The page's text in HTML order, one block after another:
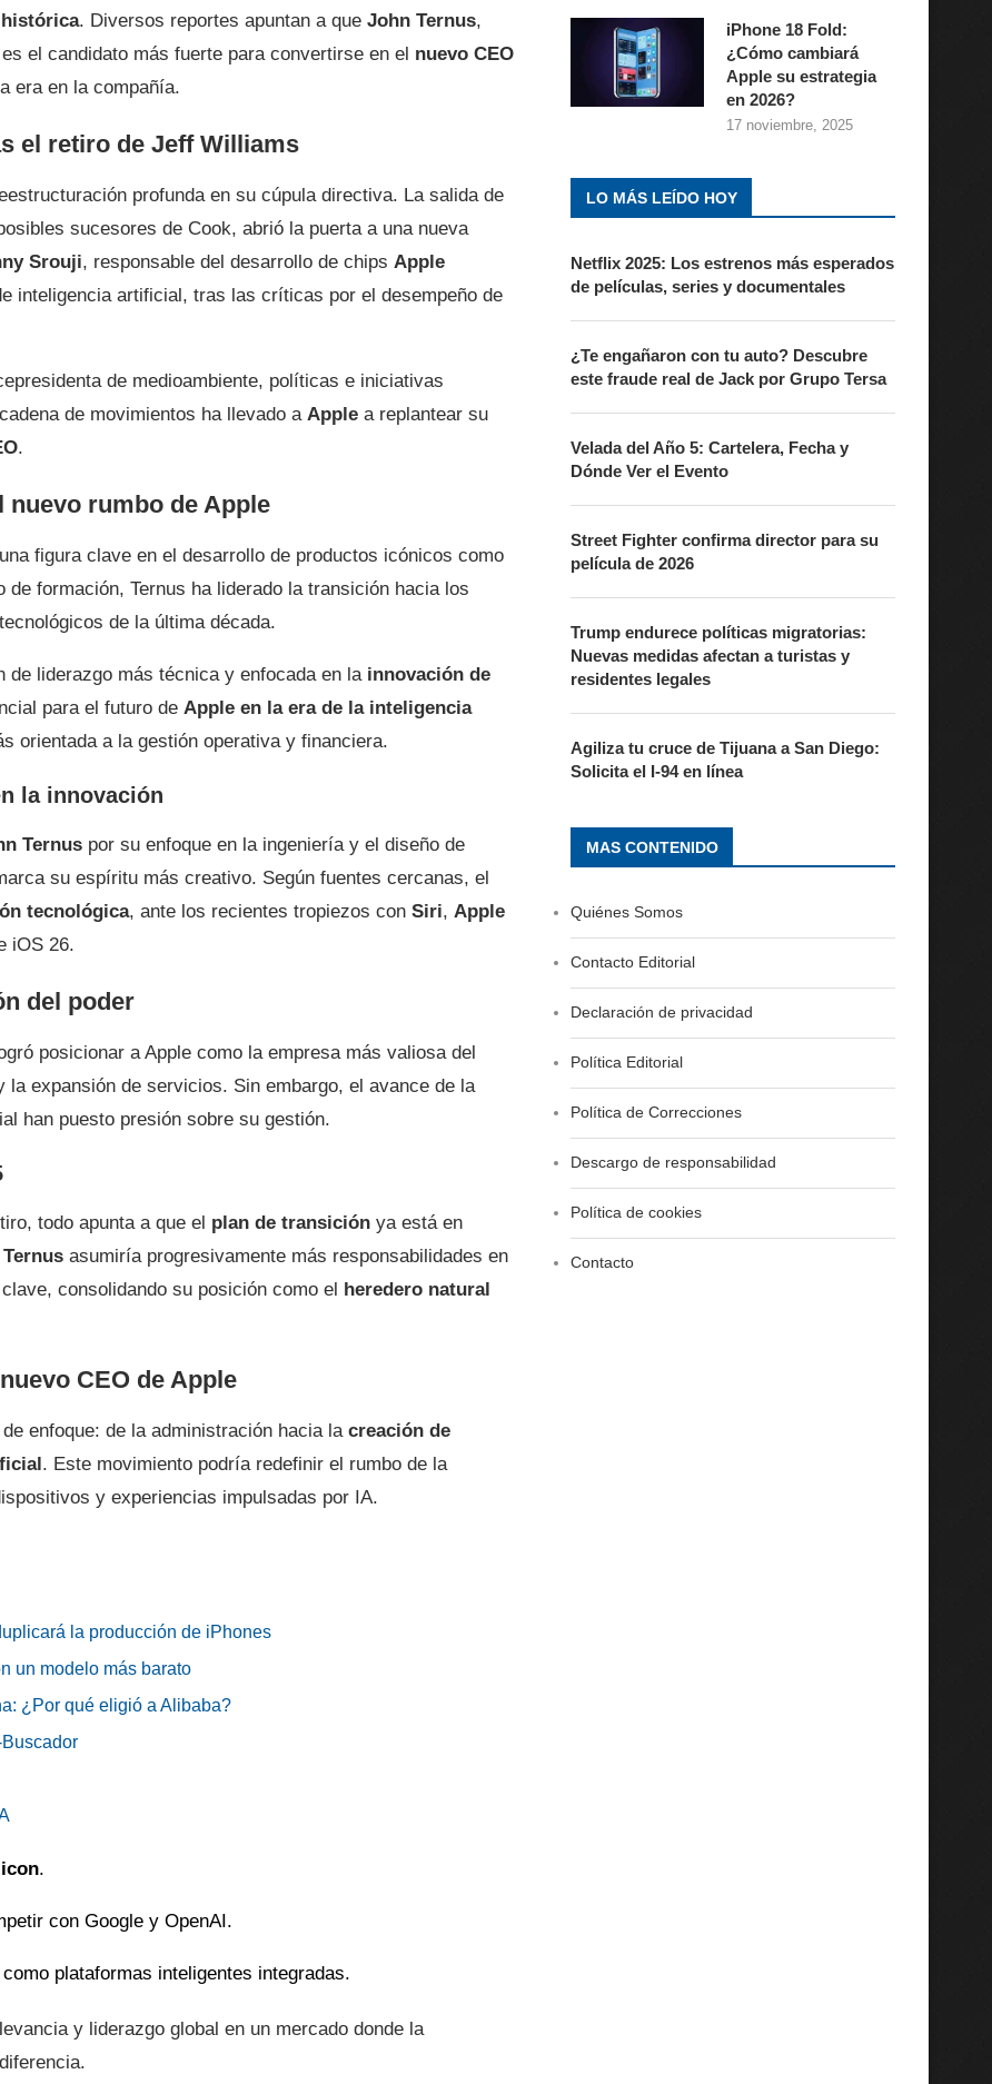
. Diversos reportes apuntan a que John Ternus,
el candidato más fuerte para convertirse en el nuevo CEO
era en la compañía.
el retiro de Jeff Williams
profunda en su cúpula directiva. La salida de
sucesores de Cook, abrió la puerta a una nueva
Srouji, responsable del desarrollo de chips Apple
inteligencia artificial, tras las críticas por el desempeño de
de medioambiente, políticas e iniciativas
de movimientos ha llevado a Apple a replantear su
.
nuevo rumbo de Apple
figura clave en el desarrollo de productos icónicos como
de formación, Ternus ha liderado la transición hacia los
de la última década.
de liderazgo más técnica y enfocada en la innovación de
para el futuro de Apple en la era de la inteligencia
orientada a la gestión operativa y financiera.
la innovación
Ternus por su enfoque en la ingeniería y el diseño de
su espíritu más creativo. Según fuentes cercanas, el
tecnológica, ante los recientes tropiezos con Siri, Apple
iOS 26.
del poder
posicionar a Apple como la empresa más valiosa del
la expansión de servicios. Sin embargo, el avance de la
han puesto presión sobre su gestión.
todo apunta a que el plan de transición ya está en
asumiría progresivamente más responsabilidades en
consolidando su posición como el
heredero natural
CEO de Apple
enfoque: de la administración hacia la creación de
. Este movimiento podría redefinir el rumbo de la
y experiencias impulsadas por IA.
la producción de iPhones
un modelo más barato
¿Por qué eligió a Alibaba?
.
con Google y OpenAI.
plataformas inteligentes integradas.
y liderazgo global en un mercado donde la
iPhone 18 Fold:
¿Cómo cambiará
Apple su estrategia
en 2026?
17 noviembre, 2025
LO MÁS LEÍDO HOY
Netflix 2025: Los estrenos más esperados
de películas, series y documentales
¿Te engañaron con tu auto? Descubre
este fraude real de Jack por Grupo Tersa
Velada del Año 5: Cartelera, Fecha y
Dónde Ver el Evento
Street Fighter confirma director para su
película de 2026
Trump endurece políticas migratorias:
Nuevas medidas afectan a turistas y
residentes legales
Agiliza tu cruce de Tijuana a San Diego:
Solicita el I-94 en línea
MAS CONTENIDO
Quiénes Somos
Contacto Editorial
Declaración de privacidad
Política Editorial
Política de Correcciones
Descargo de responsabilidad
Política de cookies
Contacto